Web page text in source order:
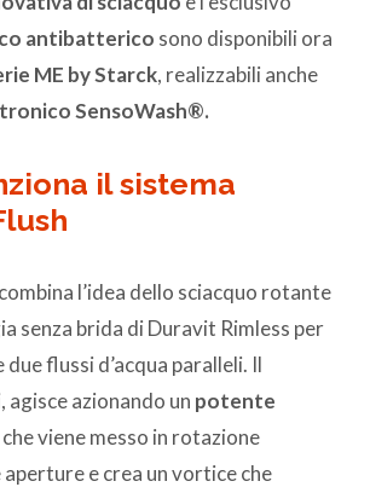
antibatterico sono disponibili ora
ME by Starck, realizzabili anche
SensoWash®.
il sistema
combina l’idea dello sciacquo rotante
senza brida di Duravit Rimless per
flussi d’acqua paralleli. Il
azionando un potente
che viene messo in rotazione
e crea un vortice che